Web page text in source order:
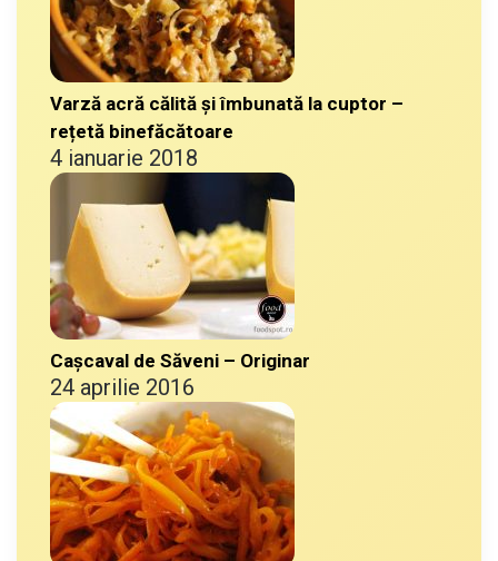
Varză acră călită și îmbunată la cuptor –
rețetă binefăcătoare
4 ianuarie 2018
Cașcaval de Săveni – Originar
24 aprilie 2016